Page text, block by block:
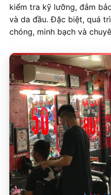
kiểm tra kỹ lưỡng, đảm
và da đầu. Đặc biệt, quá
chóng, minh bạch và